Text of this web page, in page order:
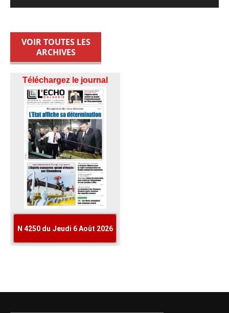
VOIR TOUTES LES
ARCHIVES